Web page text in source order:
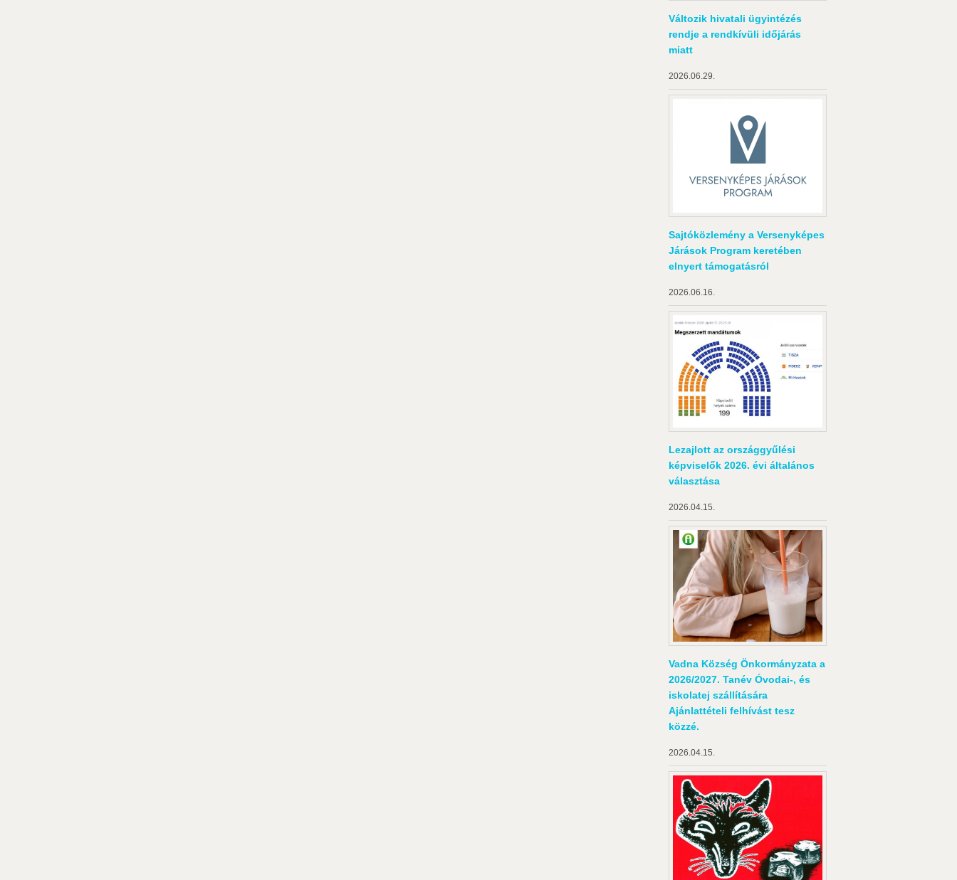
Változik hivatali ügyintézés
rendje a rendkívüli időjárás
miatt
2026.06.29.
Sajtóközlemény a Versenyképes
Járások Program keretében
elnyert támogatásról
2026.06.16.
Lezajlott az országgyűlési
képviselők 2026. évi általános
választása
2026.04.15.
Vadna Község Önkormányzata a
2026/2027. Tanév Óvodai-, és
iskolatej szállítására
Ajánlattételi felhívást tesz
közzé.
2026.04.15.